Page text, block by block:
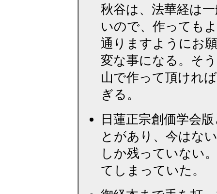
秋谷は、法華経は
いので、作っても
通りますようにお
変な事になる。そ
山で作って頂けれ
ぎる。
日蓮正宗創価学会
とがあり、今はな
しか残っていない
てしまっていた。